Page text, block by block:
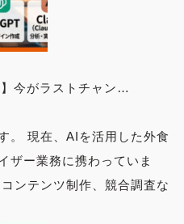
今がラストチャン…
。 現在、AIを活用した外食
ザー業務に携わっていま
ンテンツ制作、競合調査な